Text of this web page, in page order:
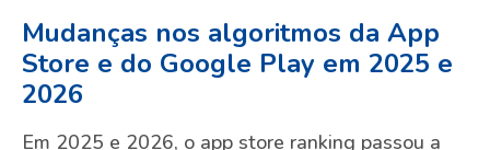
Mudanças nos algoritmos da App
Store e do Google Play em 2025 e
2026
Em 2025 e 2026, o app store ranking passou a